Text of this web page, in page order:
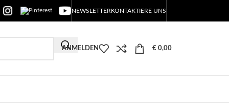
NEWSLETTERKONTAKTIERE UNS
ANMELDEN € 0,00